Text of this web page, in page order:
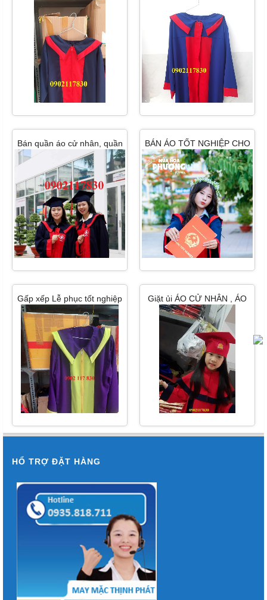
non đồng nai NON RẺ 2024
Bán quần áo cử nhân, quần
áo tốt nghiệp hcm
BÁN ÁO TỐT NGHIỆP CHO
TRƯỜNG TRUNG HỌC CƠ
SỞ( HOÀNG HOA THÁM)
Gấp xếp Lễ phục tốt nghiệp
cấp 1, cấp 2 Bến Tre
Giặt ủi ÁO CỬ NHÂN , ÁO
TỐT NGHIỆP BẰNG HƠI
NƯỚC TẠI HCM
HỔ TRỢ ĐẶT HÀNG